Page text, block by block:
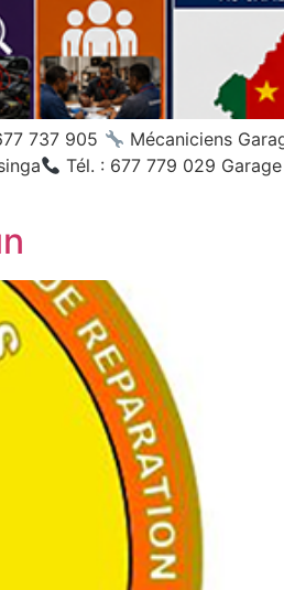
737 905
Mécaniciens
Tél. : 677 779 029